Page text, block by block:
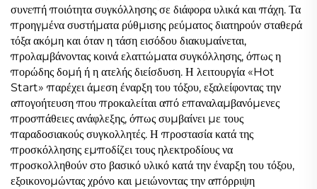
συνεπή ποιότητα συγκόλλησης σε διάφορα υλικά και πάχη. Τα
προηγμένα συστήματα ρύθμισης ρεύματος διατηρούν σταθερά
τόξα ακόμη και όταν η τάση εισόδου διακυμαίνεται,
προλαμβάνοντας κοινά ελαττώματα συγκόλλησης, όπως η
πορώδης δομή ή η ατελής διείσδυση. Η λειτουργία «Hot
Start» παρέχει άμεση έναρξη του τόξου, εξαλείφοντας την
απογοήτευση που προκαλείται από επαναλαμβανόμενες
προσπάθειες ανάφλεξης, όπως συμβαίνει με τους
παραδοσιακούς συγκολλητές. Η προστασία κατά της
προσκόλλησης εμποδίζει τους ηλεκτροδίους να
προσκολληθούν στο βασικό υλικό κατά την έναρξη του τόξου,
εξοικονομώντας χρόνο και μειώνοντας την απόρριψη